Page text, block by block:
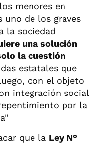
menores en
de los graves
la sociedad
una solución
la cuestión
estatales que
con el objeto
integración social
por la
que la Ley N°